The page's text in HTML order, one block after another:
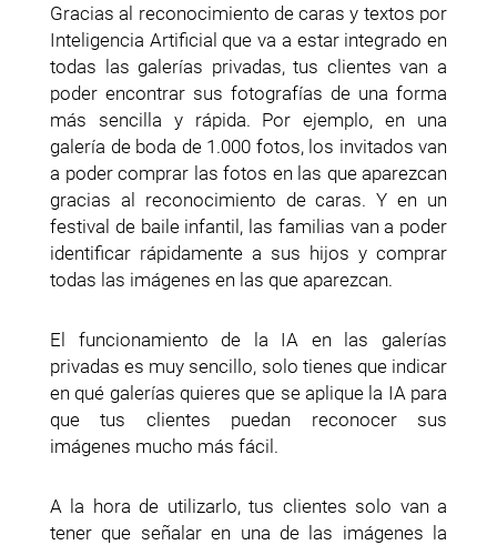
Gracias al reconocimiento de caras y textos por
Inteligencia Artificial que va a estar integrado en
todas las galerías privadas, tus clientes van a
poder encontrar sus fotografías de una forma
más sencilla y rápida. Por ejemplo, en una
galería de boda de 1.000 fotos, los invitados van
a poder comprar las fotos en las que aparezcan
gracias al reconocimiento de caras. Y en un
festival de baile infantil, las familias van a poder
identificar rápidamente a sus hijos y comprar
todas las imágenes en las que aparezcan.
El funcionamiento de la IA en las galerías
privadas es muy sencillo, solo tienes que indicar
en qué galerías quieres que se aplique la IA para
que tus clientes puedan reconocer sus
imágenes mucho más fácil.
A la hora de utilizarlo, tus clientes solo van a
tener que señalar en una de las imágenes la